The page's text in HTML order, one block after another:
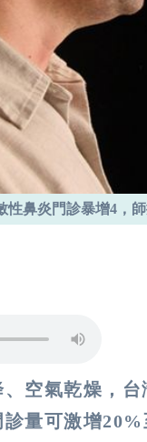
性鼻炎門診暴增4，
空氣乾燥，
量可激增20%